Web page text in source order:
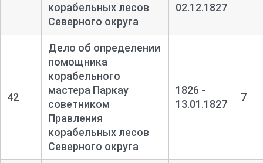
корабельных лесов
Северного округа
02.12.1827
42
Дело об определении
помощника
корабельного
мастера Паркау
советником
Правления
корабельных лесов
Северного округа
1826 -
13.01.1827
7